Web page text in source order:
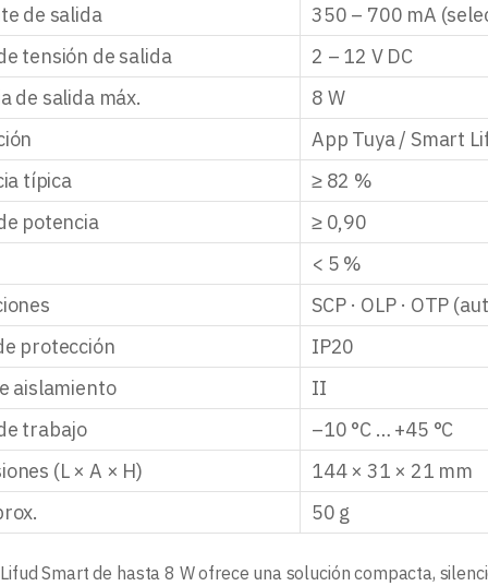
de salida
350 – 700 mA
tensión de salida
2 – 12 V DC
de salida máx.
8 W
App Tuya / Smart
típica
≥ 82 %
potencia
≥ 0,90
< 5 %
SCP · OLP · OTP
protección
IP20
aislamiento
II
trabajo
–10 °C … +45 °C
(L × A × H)
144 × 31 × 21 mm
50 g
Smart de hasta 8 W ofrece una solución compacta,